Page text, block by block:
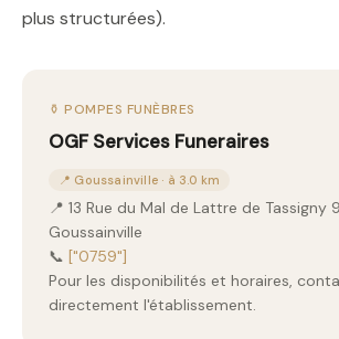
plus structurées).
⚱️ POMPES FUNÈBRES
OGF Services Funeraires
📍 Goussainville · à 3.0 km
📍 13 Rue du Mal de Lattre de Tassigny
Goussainville
📞 ["0759"]
Pour les disponibilités et horaires,
directement l'établissement.